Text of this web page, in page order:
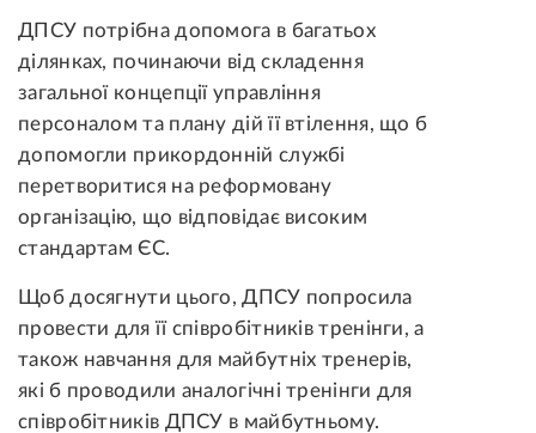
ДПСУ потрібна допомога в багатьох
ділянках, починаючи від складення
загальної концепції управління
персоналом та плану дій її втілення, що б
допомогли прикордонній службі
перетворитися на реформовану
організацію, що відповідає високим
стандартам ЄС.
Щоб досягнути цього, ДПСУ попросила
провести для її співробітників тренінги, а
також навчання для майбутніх тренерів,
які б проводили аналогічні тренінги для
співробітників ДПСУ в майбутньому.